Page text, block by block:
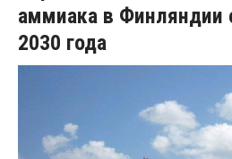
аммиака в Финляндии
2030 года